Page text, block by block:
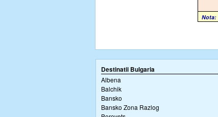
Nota:
Destinatii Bulgaria
Albena
Balchik
Bansko
Bansko Zona Razlog